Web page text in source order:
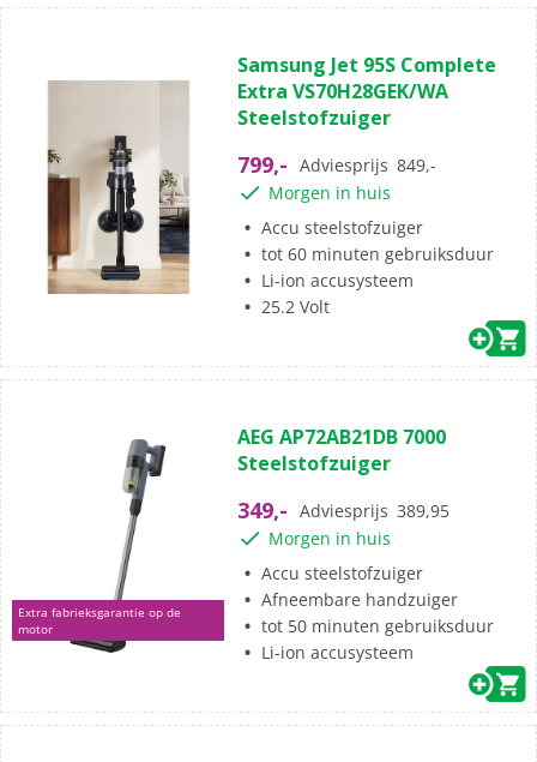
van
de
5
Samsung Jet 95S Complete
Extra VS70H28GEK/WA
Steelstofzuiger
799,- Adviesprijs 849,-
Morgen in huis
Accu steelstofzuiger
tot 60 minuten gebruiksduur
Li-ion accusysteem
25.2 Volt
Extra fabrieksgarantie op de
motor
van
de
sterren.
AEG AP72AB21DB 7000
Steelstofzuiger
349,- Adviesprijs 389,95
Morgen in huis
Accu steelstofzuiger
Afneembare handzuiger
tot 50 minuten gebruiksduur
Li-ion accusysteem